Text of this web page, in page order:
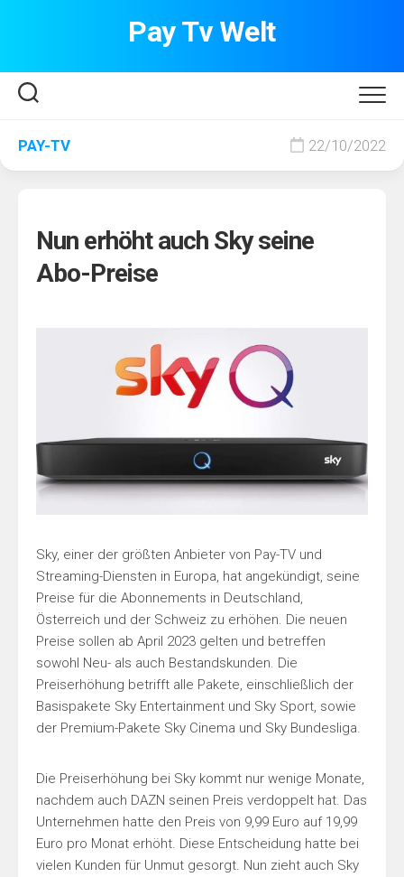
Pay Tv Welt
PAY-TV 22/10/2022
Nun erhöht auch Sky seine
Abo-Preise
Sky, einer der größten Anbieter von Pay-TV und
Streaming-Diensten in Europa, hat angekündigt, seine
Preise für die Abonnements in Deutschland,
Österreich und der Schweiz zu erhöhen. Die neuen
Preise sollen ab April 2023 gelten und betreffen
sowohl Neu- als auch Bestandskunden. Die
Preiserhöhung betrifft alle Pakete, einschließlich der
Basispakete Sky Entertainment und Sky Sport, sowie
der Premium-Pakete Sky Cinema und Sky Bundesliga.
Die Preiserhöhung bei Sky kommt nur wenige Monate,
nachdem auch DAZN seinen Preis verdoppelt hat. Das
Unternehmen hatte den Preis von 9,99 Euro auf 19,99
Euro pro Monat erhöht. Diese Entscheidung hatte bei
vielen Kunden für Unmut gesorgt. Nun zieht auch Sky